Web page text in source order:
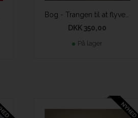
Bog - Trangen til at flyve - Ole Ahlberg (Dansk, Engelsk)
DKK 350,00
På lager